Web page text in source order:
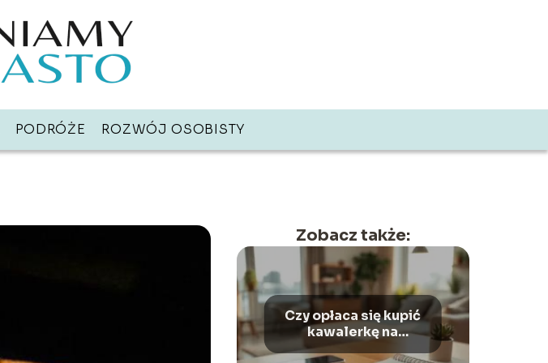
PODRÓŻE ROZWÓJ OSOBISTY
Zobacz także:
Czy opłaca się kupić
kawalerkę na
wynajem?